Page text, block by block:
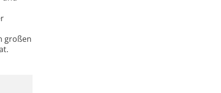
großen